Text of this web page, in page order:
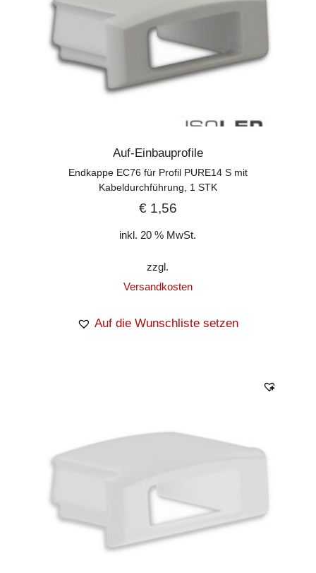
Auf-Einbauprofile
Endkappe EC76 für Profil PURE14 S mit
Kabeldurchführung, 1 STK
€1,56
inkl. 20 % MwSt.
zzgl.
Versandkosten
Auf die Wunschliste setzen